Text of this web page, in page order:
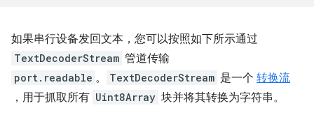
如果串行设备发回文本，您可以按照如下所示通过
TextDecoderStream 管道传输
port.readable 。 TextDecoderStream 是一个 转换流
，用于抓取所有 Uint8Array 块并将其转换为字符串。